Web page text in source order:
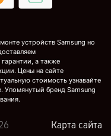
устройств Samsung но
а также
Цены на сайте
стоимость узнавайте
Упомянутый бренд Samsung
Карта сайта